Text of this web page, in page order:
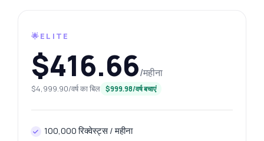
🌟ELITE
$416.66/महीना
$4,999.90/वर्ष का बिल $999.98/वर्ष बचाएं
100,000 रिक्वेस्ट्स / महीना
कुछ भी पूछें
विजयवाड़ा प्लेटिनम दरें API के बारे में उत्तर
एंडपॉइंट्स, मूल्य निर्धारण, इंटीग्रेशन टिप्स, जो आप चाहें।